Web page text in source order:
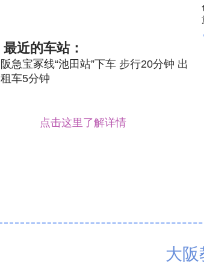
阪急宝冢线“池田站”下车 步行20分钟 出
租车5分钟
最近的车站：
点击这里了解详情
大